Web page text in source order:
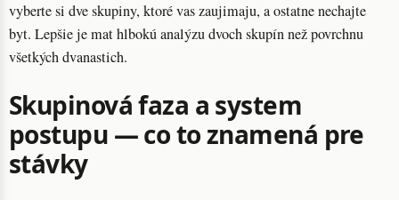
vyberte si dve skupiny, ktoré vas zaujimaju, a ostatne nechajte
byt. Lepšie je mat hlbokú analýzu dvoch skupín než povrchnu
všetkých dvanastich.
Skupinová faza a system
postupu — co to znamená pre
stávky